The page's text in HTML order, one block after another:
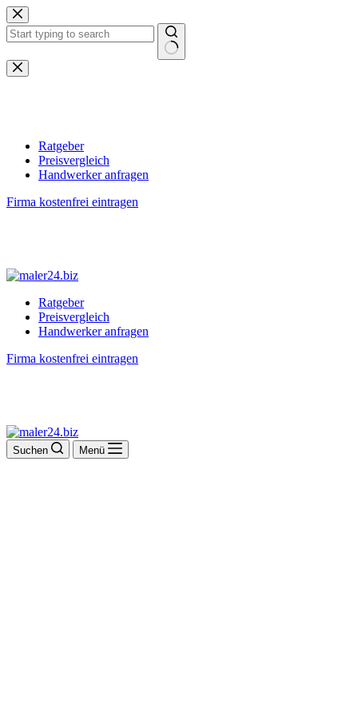
Zum
Inhalt
springen
Keine
Ergebnisse
Ratgeber
Preisvergleich
Handwerker anfragen
Firma kostenfrei eintragen
Ratgeber
Preisvergleich
Handwerker anfragen
Firma kostenfrei eintragen
Suchen Menü